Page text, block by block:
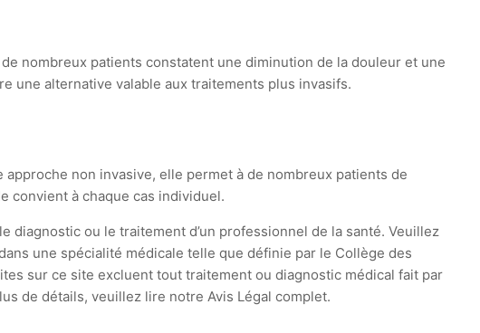
nombreux patients constatent une diminution de la douleur et une
une alternative valable aux traitements plus invasifs.
non invasive, elle permet à de nombreux patients de
convient à chaque cas individuel.
diagnostic ou le traitement d’un professionnel de la santé. Veuillez
une spécialité médicale telle que définie par le Collège des
sur ce site excluent tout traitement ou diagnostic médical fait par
de détails, veuillez lire notre Avis Légal complet.